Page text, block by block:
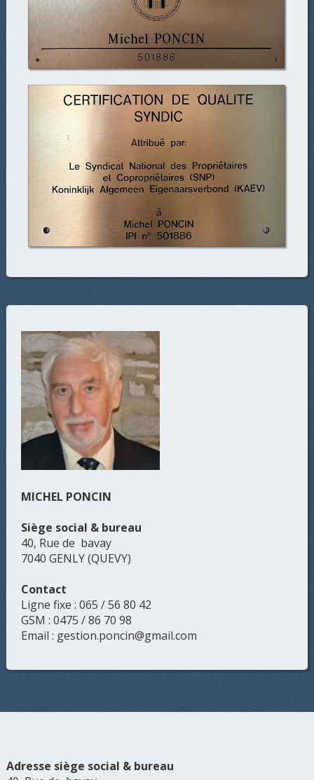
MICHEL PONCIN
Siège social & bureau
40, Rue de bavay
7040 GENLY (QUEVY)
Contact
Ligne fixe : 065 / 56 80 42
GSM : 0475 / 86 70 98
Email : gestion.poncin@gmail.com
Adresse siège social & bureau